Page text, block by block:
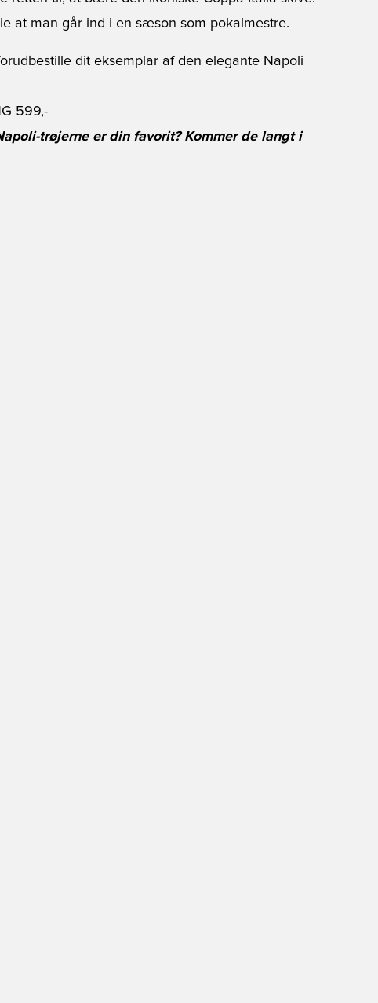
at man går ind i en sæson som pokalmestre.
dit eksemplar af den elegante Napoli
599,-
trøjerne er din favorit? Kommer de langt i